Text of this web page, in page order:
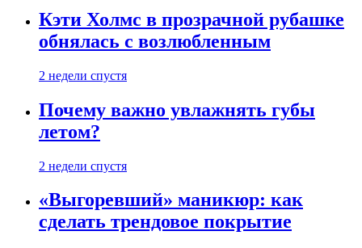
Кэти Холмс в прозрачной рубашке
обнялась с возлюбленным
2 недели спустя
Почему важно увлажнять губы
летом?
2 недели спустя
«Выгоревший» маникюр: как
сделать трендовое покрытие